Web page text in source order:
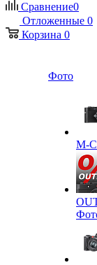
Сравнение0
Отложенные 0
Корзина 0
Фото
M-